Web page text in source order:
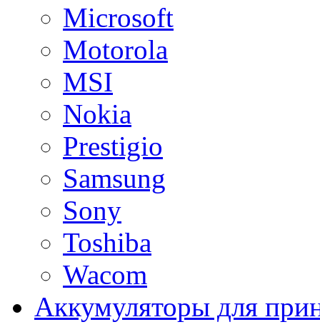
Microsoft
Motorola
MSI
Nokia
Prestigio
Samsung
Sony
Toshiba
Wacom
Аккумуляторы для